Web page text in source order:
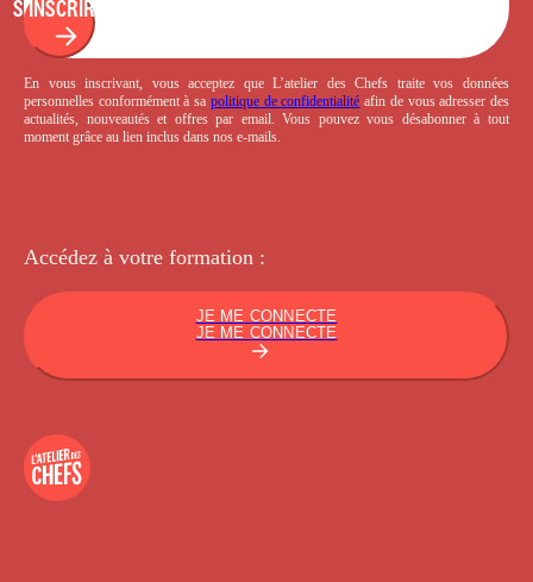
S'INSCRIRE
En vous inscrivant, vous acceptez que L’atelier des Chefs traite vos données
personnelles conformément à sa politique de confidentialité afin de vous adresser des
actualités, nouveautés et offres par email. Vous pouvez vous désabonner à tout
moment grâce au lien inclus dans nos e-mails.
Accédez à votre formation :
JE ME CONNECTE
JE ME CONNECTE